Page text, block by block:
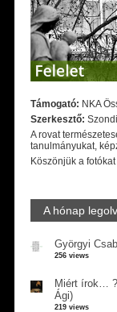
Támogató: NKA
Szerkesztő:
A rovat
tanulmányukat,
Köszönjük a
A hónap
Györgyi
256 views
Miért írok…
Ági)
219 views